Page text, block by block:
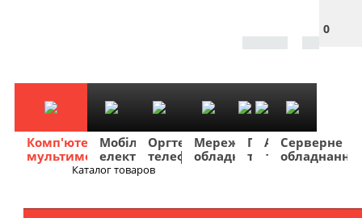
0
Комп'ютери
мультимедіа
Мобільна
електроніка
Оргтехніка
телефонія
Мережеве
обладнання
Побутова
техніка
TV
та
Фото
та
Авто
та
Серверне
обладнання
Каталог товаров